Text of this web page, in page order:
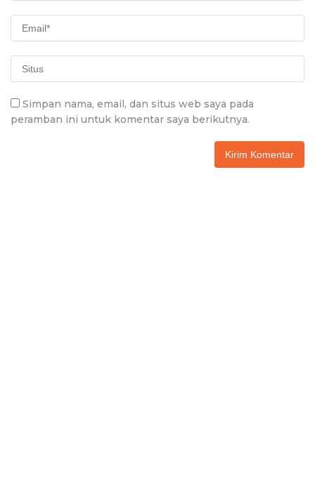
Simpan nama, email, dan situs web saya pada
peramban ini untuk komentar saya berikutnya.